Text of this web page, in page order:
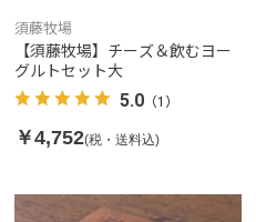
須藤牧場
【須藤牧場】チーズ＆飲むヨー
グルトセット大
5.0 （1）
￥4,752(税・送料込)